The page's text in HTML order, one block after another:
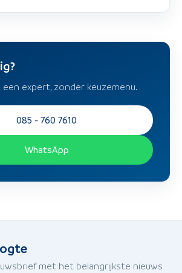
expert, zonder keuzemenu.
085 - 760 7610
WhatsApp
met het belangrijkste nieuws